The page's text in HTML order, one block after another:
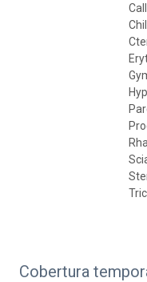
Cobertura